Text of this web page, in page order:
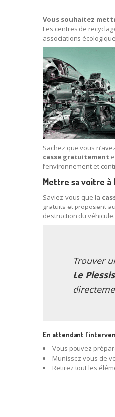
Vous souhaitez
Les centres de
associations
Sachez que vous
casse gratuitement
l’environnement et
Mettre sa voitre à
Saviez-vous que la
gratuits et proposent
destruction du
Trouver
Le
En attendant
Vous pouvez
Munissez vous de
Retirez tout les